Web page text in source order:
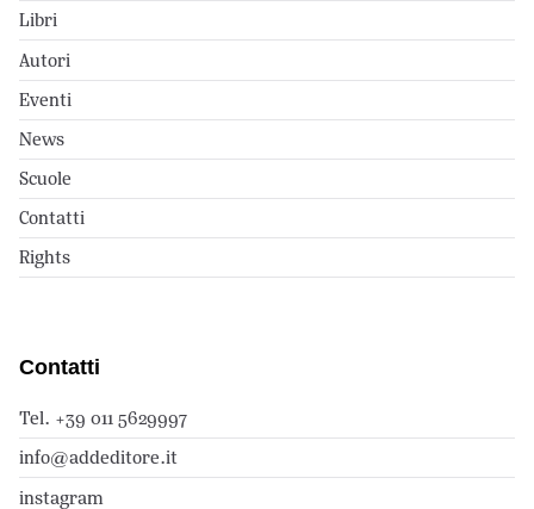
Libri
Autori
Eventi
News
Scuole
Contatti
Rights
Contatti
Tel. +39 011 5629997
info@addeditore.it
instagram